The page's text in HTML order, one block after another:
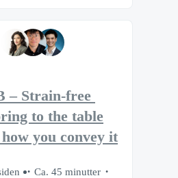
– Strain-free​
to the table
you convey it
Ca. 45 minutter